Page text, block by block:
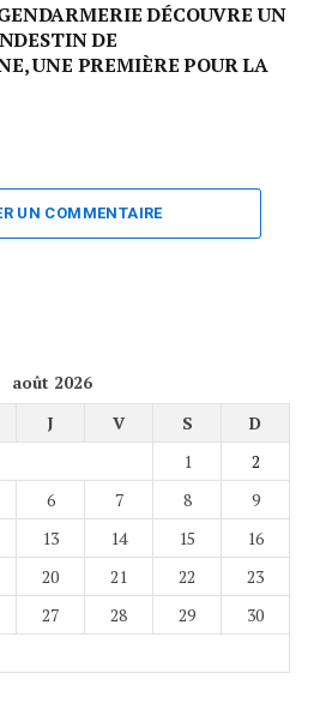
DÉCOUVRE UN
DE
UNE PREMIÈRE POUR LA
UN COMMENTAIRE
août 2026
J V S
D
1
2
6 7 8
9
13 14 15
16
20 21 22
23
27 28 29
30